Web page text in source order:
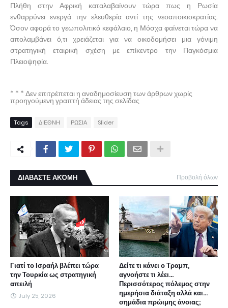
Πλήθη στην Αφρική καταλαβαίνουν τώρα πως η Ρωσία
ενθαρρύνει ενεργά την ελευθερία αντί της νεοαποικιοκρατίας.
Όσον αφορά το γεωπολιτικό κεφάλαιο, η Μόσχα φαίνεται τώρα να
απολαμβάνει ό,τι χρειάζεται για να οικοδομήσει μια γόνιμη
στρατηγική εταιρική σχέση με επίκεντρο την Παγκόσμια
Πλειοψηφία.
* * * Δεν επιτρέπεται η αναδημοσίευση των άρθρων χωρίς
προηγούμενη γραπτή άδειας της σελίδας
Tags ΔΙΕΘΝΗ ΡΩΣΙΑ Slider
ΔΙΑΒΑΣΤΕ ΑΚΌΜΗ Προβολή όλων
Γιατί το Ισραήλ βλέπει τώρα
την Τουρκία ως στρατηγική
απειλή
July 25, 2026
Δείτε τι κάνει ο Τραμπ,
αγνοήστε τι λέει...
Περισσότερος πόλεμος στην
ημερήσια διάταξη αλλά και...
σημάδια πρώιμης άνοιας;